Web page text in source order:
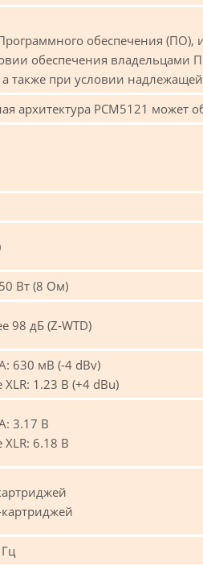
обеспечения
обеспечения
также при условии
архитектура PCM5121
Вт (8 Ом)
98 дБ (Z-WTD)
630 мВ (-4 dBv)
1.23 В (+4 dBu)
3.17 В
6.18 В